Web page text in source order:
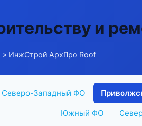
и
» ИнжСтрой АрхПро Roof
Северо-Западный ФО
Южный ФО